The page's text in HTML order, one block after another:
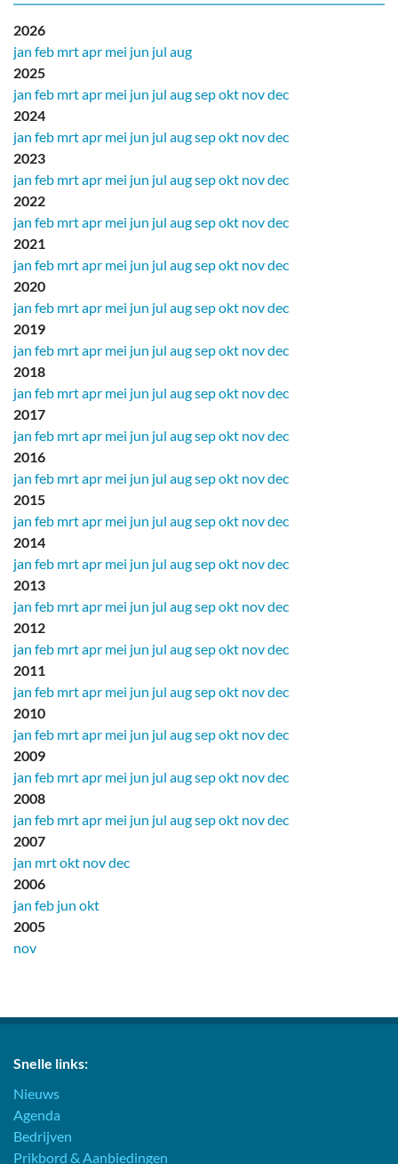
2026
jan feb mrtapr mei jun jul aug
2025
jan feb mrtapr mei jun jul augsepokt novdec
2024
jan feb mrtapr mei jun jul augsepokt novdec
2023
jan feb mrtapr mei jun jul augsepokt novdec
2022
jan feb mrtapr mei jun jul augsepokt novdec
2021
jan feb mrtapr mei jun jul augsepokt novdec
2020
jan feb mrtapr mei jun jul augsepokt novdec
2019
jan feb mrtapr mei jun jul augsepokt novdec
2018
jan feb mrtapr mei jun jul augsepokt novdec
2017
jan feb mrtapr mei jun jul augsepokt novdec
2016
jan feb mrtapr mei jun jul augsepokt novdec
2015
jan feb mrtapr mei jun jul augsepokt novdec
2014
jan feb mrtapr mei jun jul augsepokt novdec
2013
jan feb mrtapr mei jun jul augsepokt novdec
2012
jan feb mrtapr mei jun jul augsepokt novdec
2011
jan feb mrtapr mei jun jul augsepokt novdec
2010
jan feb mrtapr mei jun jul augsepokt novdec
2009
jan feb mrtapr mei jun jul augsepokt novdec
2008
jan feb mrtapr mei jun jul augsepokt novdec
2007
jan mrtokt novdec
2006
jan feb jun okt
2005
nov
Snelle links:
Nieuws
Agenda
Bedrijven
Prikbord & Aanbiedingen